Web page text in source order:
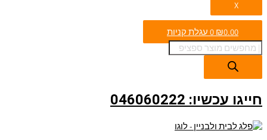
X
₪0.00
0 עגלת קניות
חייגו עכשיו: 046060222